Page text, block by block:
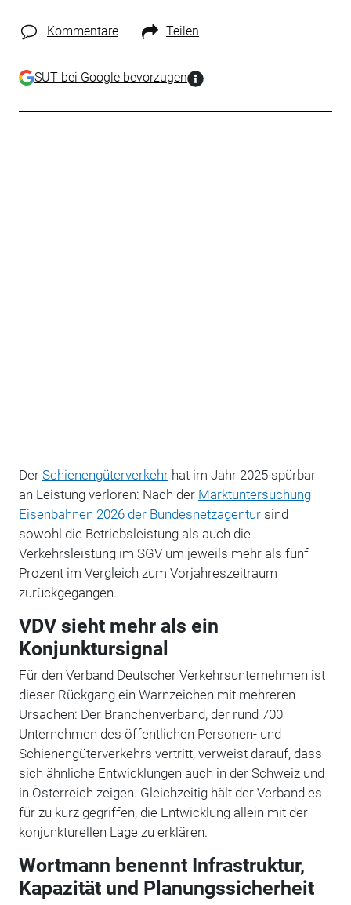
Kommentare Teilen
SUT bei Google bevorzugen
Der Schienengüterverkehrhat im Jahr 2025 spürbar
an Leistung verloren: Nach der Marktuntersuchung
Eisenbahnen 2026 der Bundesnetzagentursind
sowohl die Betriebsleistung als auch die
Verkehrsleistung im SGV um jeweils mehr als fünf
Prozent im Vergleich zum Vorjahreszeitraum
zurückgegangen.
VDV sieht mehr als ein
Konjunktursignal
Für den Verband Deutscher Verkehrsunternehmen ist
dieser Rückgang ein Warnzeichen mit mehreren
Ursachen: Der Branchenverband, der rund 700
Unternehmen des öffentlichen Personen- und
Schienengüterverkehrs vertritt, verweist darauf, dass
sich ähnliche Entwicklungen auch in der Schweiz und
in Österreich zeigen. Gleichzeitig hält der Verband es
für zu kurz gegriffen, die Entwicklung allein mit der
konjunkturellen Lage zu erklären.
Wortmann benennt Infrastruktur,
Kapazität und Planungssicherheit